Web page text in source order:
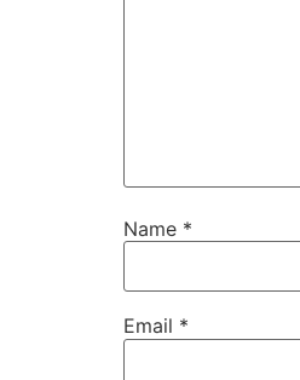
Name *
Email *